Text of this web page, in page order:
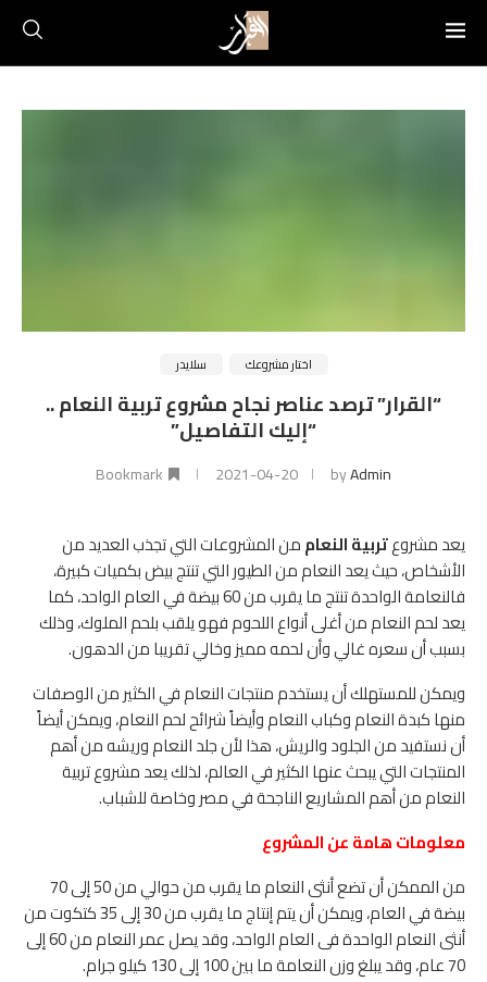
اختار مشروعك سلايدر
“القرار” ترصد عناصر نجاح مشروع تربية النعام ..
“إليك التفاصيل”
byAdmin
2021-04-20
Bookmark
يعد مشروعتربية النعاممن المشروعات التي تجذب العديد من
الأشخاص، حيث يعد النعام من الطيور التي تنتج بيض بكميات كبيرة،
فالنعامة الواحدة تنتج ما يقرب من 60 بيضة في العام الواحد، كما
يعد لحم النعام من أغلى أنواع اللحوم فهو يلقب بلحم الملوك، وذلك
بسبب أن سعره غالي وأن لحمه مميز وخالي تقريبا من الدهون.
ويمكن للمستهلك أن يستخدم منتجات النعام في الكثير من الوصفات
منها كبدة النعام وكباب النعام وأيضاً شرائح لحم النعام، ويمكن أيضاً
أن نستفيد من الجلود والريش، هذا لأن جلد النعام وريشه من أهم
المنتجات التي يبحث عنها الكثير في العالم، لذلك يعد مشروع تربية
النعام من أهم المشاريع الناجحة في مصر وخاصة للشباب.
معلومات هامة عن المشروع
من الممكن أن تضع أنثى النعام ما يقرب من حوالي من 50 إلى 70
بيضة في العام، ويمكن أن يتم إنتاج ما يقرب من 30 إلى 35 كتكوت من
أنثى النعام الواحدة فى العام الواحد، وقد يصل عمر النعام من 60 إلى
70 عام، وقد يبلغ وزن النعامة ما بين 100 إلى 130 كيلو جرام.